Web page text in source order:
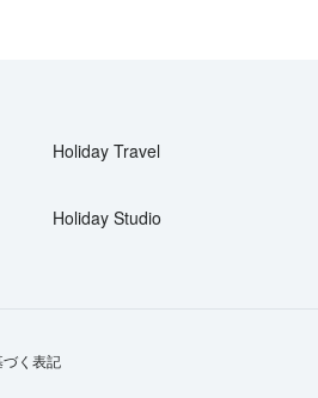
Holiday Travel
Holiday Studio
く表記